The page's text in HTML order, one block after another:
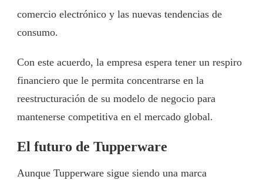
comercio electrónico y las nuevas tendencias de
consumo.
Con este acuerdo, la empresa espera tener un respiro
financiero que le permita concentrarse en la
reestructuración de su modelo de negocio para
mantenerse competitiva en el mercado global.
El futuro de Tupperware
Aunque Tupperware sigue siendo una marca